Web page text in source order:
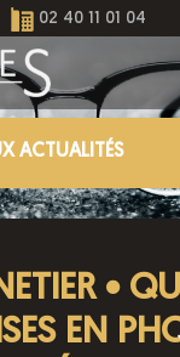
02 40 11 01 04
ACTUALITÉS
•
EN